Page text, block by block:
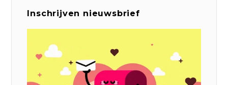
Inschrijven nieuwsbrief